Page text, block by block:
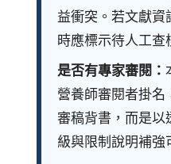
益衝突。若文獻資
時應標示待人工查
是否有專家審閱：
營養師審閱者掛名
審稿背書，而是以
級與限制說明補強